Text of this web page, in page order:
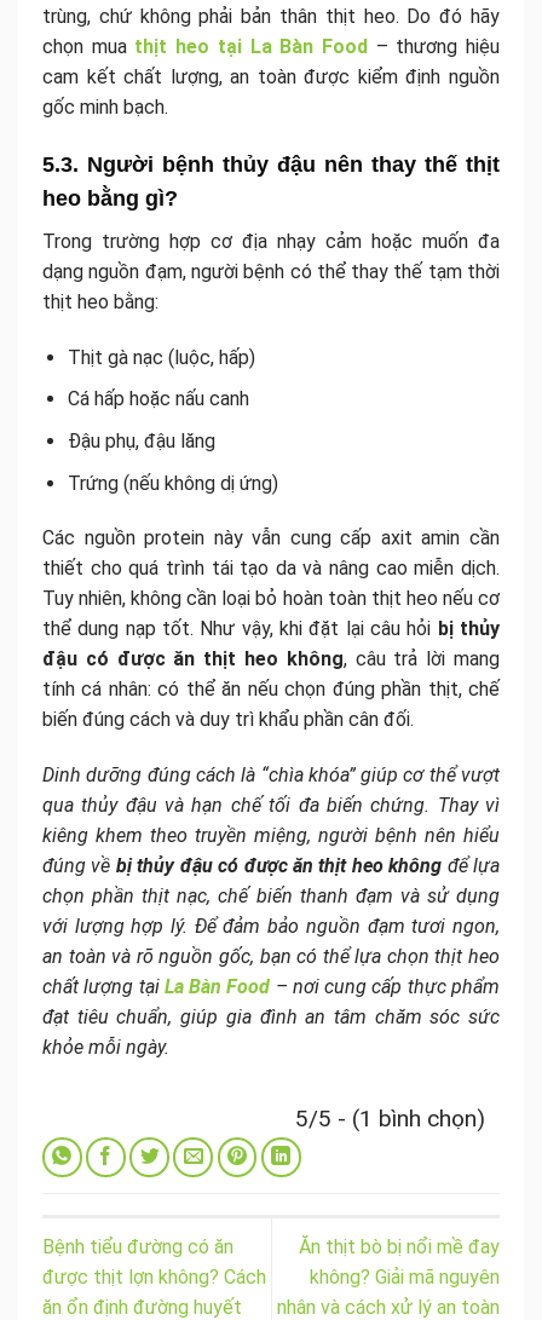
trùng, chứ không phải bản thân thịt heo. Do đó hãy
chọn mua thịt heo tại La Bàn Food – thương hiệu
cam kết chất lượng, an toàn được kiểm định nguồn
gốc minh bạch.
5.3. Người bệnh thủy đậu nên thay thế thịt
heo bằng gì?
Trong trường hợp cơ địa nhạy cảm hoặc muốn đa
dạng nguồn đạm, người bệnh có thể thay thế tạm thời
thịt heo bằng:
Thịt gà nạc (luộc, hấp)
Cá hấp hoặc nấu canh
Đậu phụ, đậu lăng
Trứng (nếu không dị ứng)
Các nguồn protein này vẫn cung cấp axit amin cần
thiết cho quá trình tái tạo da và nâng cao miễn dịch.
Tuy nhiên, không cần loại bỏ hoàn toàn thịt heo nếu cơ
thể dung nạp tốt. Như vậy, khi đặt lại câu hỏi bị thủy
đậu có được ăn thịt heo không, câu trả lời mang
tính cá nhân: có thể ăn nếu chọn đúng phần thịt, chế
biến đúng cách và duy trì khẩu phần cân đối.
Dinh dưỡng đúng cách là “chìa khóa” giúp cơ thể vượt
qua thủy đậu và hạn chế tối đa biến chứng. Thay vì
kiêng khem theo truyền miệng, người bệnh nên hiểu
đúng về bị thủy đậu có được ăn thịt heo không để lựa
chọn phần thịt nạc, chế biến thanh đạm và sử dụng
với lượng hợp lý. Để đảm bảo nguồn đạm tươi ngon,
an toàn và rõ nguồn gốc, bạn có thể lựa chọn thịt heo
chất lượng tại La Bàn Food – nơi cung cấp thực phẩm
đạt tiêu chuẩn, giúp gia đình an tâm chăm sóc sức
khỏe mỗi ngày.
5/5 - (1 bình chọn)
Bệnh tiểu đường có ăn
được thịt lợn không? Cách
ăn ổn định đường huyết
Ăn thịt bò bị nổi mề đay
không? Giải mã nguyên
nhân và cách xử lý an toàn